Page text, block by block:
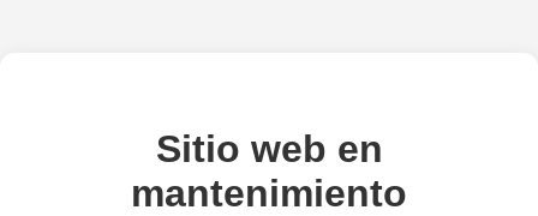
Sitio web en
mantenimiento